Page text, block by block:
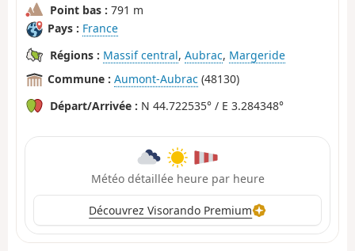
Point bas : 791 m
Pays : France
Régions : Massif central, Aubrac, Margeride
Commune : Aumont-Aubrac (48130)
Départ/Arrivée : N 44.722535° / E 3.284348°
Météo détaillée heure par heure
Découvrez Visorando Premium